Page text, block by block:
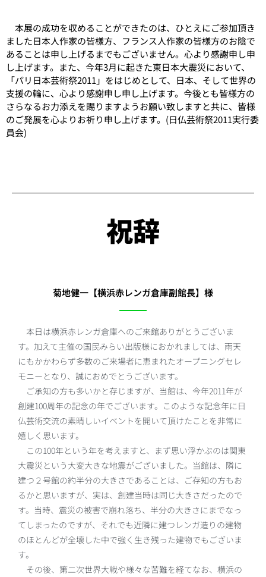
本展の成功を収めることができたのは、ひとえにご参加頂き
ました日本人作家の皆様方、フランス人作家の皆様方のお陰で
あることは申し上げるまでもございません。心より感謝申し申
し上げます。また、今年3月に起きた東日本大震災において、
「パリ日本芸術祭2011」をはじめとして、日本、そして世界の
支援の輪に、心より感謝申し申し上げます。今後とも皆様方の
さらなるお力添えを賜りますようお願い致しますと共に、皆様
のご発展を心よりお祈り申し上げます。(日仏芸術祭2011実行委
員会)
祝辞
菊地健一【横浜赤レンガ倉庫副館長】様
本日は横浜赤レンガ倉庫へのご来館ありがとうございま
す。加えて主催の国民みらい出版様におかれましては、雨天
にもかかわらず多数のご来場者に恵まれたオープニングセレ
モニーとなり、誠におめでとうございます。
ご承知の方も多いかと存じますが、当館は、今年2011年が
創建100周年の記念の年でございます。このような記念年に日
仏芸術交流の素晴しいイベントを開いて頂けたことを非常に
嬉しく思います。
この100年という年を考えますと、まず思い浮かぶのは関東
大震災という大変大きな地震がございました。当館は、隣に
建つ２号館の約半分の大きさであることは、ご存知の方もお
るかと思いますが、実は、創建当時は同じ大きさだったので
す。当時、震災の被害で崩れ落ち、半分の大きさにまでなっ
てしまったのですが、それでも近隣に建つレンガ造りの建物
のほとんどが全壊した中で強く生き残った建物でもございま
す。
その後、第二次世界大戦や様々な苦難を経てなお、横浜の